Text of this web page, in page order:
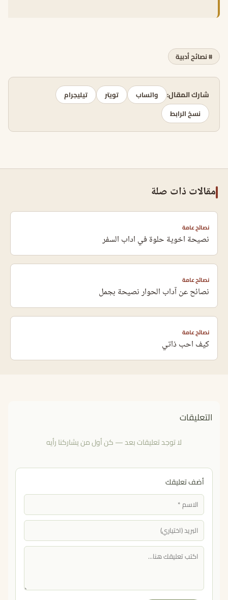
# نصائح أدبية
شارك المقال: واتساب تويتر
تيليجرام
نسخ الرابط
مقالات ذات صلة
نصائح عامة
نصيحة اخوية حلوة في اداب السفر
نصائح عامة
نصائح عن آداب الحوار نصيحة بجمل
نصائح عامة
كيف احب ذاتي
التعليقات
لا توجد تعليقات بعد — كن أول من يشاركنا رأيه
أضف تعليقك